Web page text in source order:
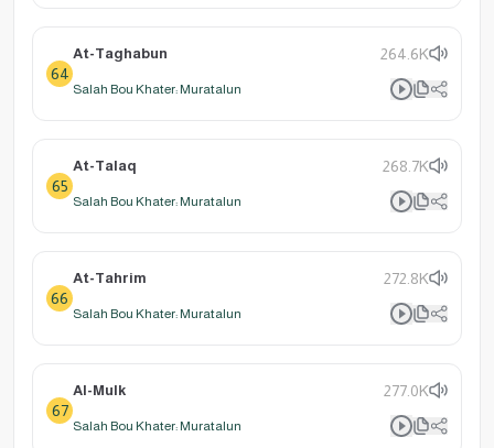
64
At-Taghabun 264.6K
Salah Bou Khater: Muratalun
65
At-Talaq 268.7K
Salah Bou Khater: Muratalun
66
At-Tahrim 272.8K
Salah Bou Khater: Muratalun
67
Al-Mulk 277.0K
Salah Bou Khater: Muratalun